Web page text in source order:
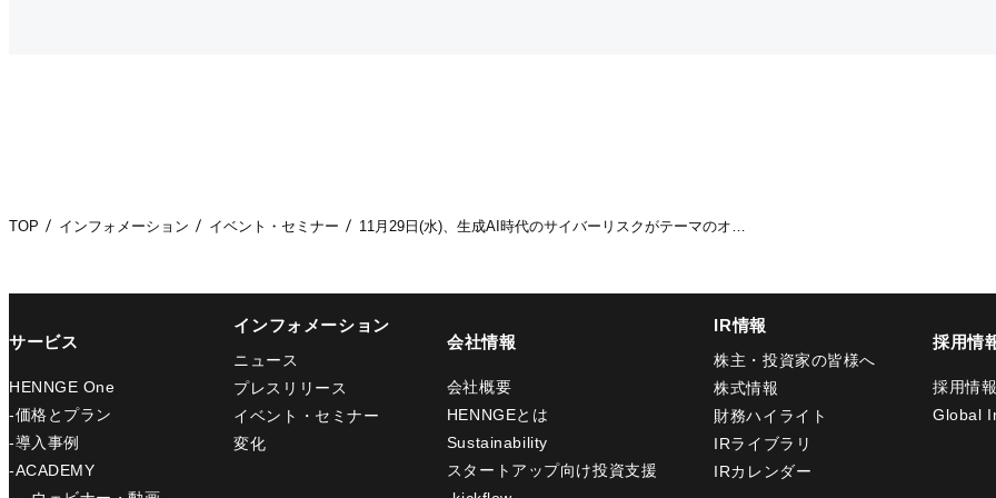
TOP インフォメーション イベント・セミナー 11月29日(水)、生成AI時代のサイバーリスクがテーマのオ…
サービス
HENNGE One
-価格とプラン
-導入事例
-ACADEMY
インフォメーション
ニュース
プレスリリース
イベント・セミナー
変化
会社情報
会社概要
HENNGEとは
Sustainability
スタートアップ向け投資支援
IR情報
株主・投資家の皆様へ
株式情報
財務ハイライト
IRライブラリ
IRカレンダー
採用情
採用情報
Global